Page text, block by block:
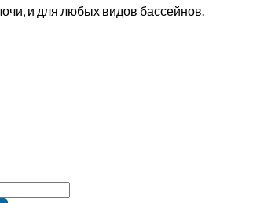
и для любых видов бассейнов.